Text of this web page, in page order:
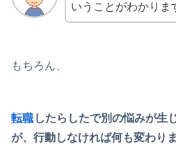
いうことがわかりま
もちろん、
転職 したらしたで別の悩みが生
が、行動しなければ何も変わりま